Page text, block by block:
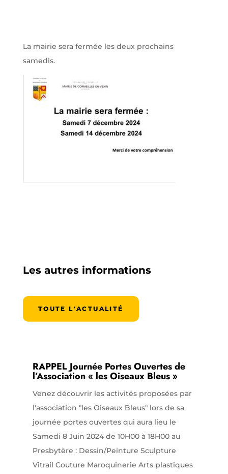
La mairie sera fermée les deux prochains
samedis.
Les autres informations
TOUTE L'ACTUALITÉ
RAPPEL Journée Portes Ouvertes de
l’Association « les Oiseaux Bleus »
Venez découvrir les activités proposées par
l'association "les Oiseaux Bleus" lors de sa
journée portes ouvertes qui aura lieu le
Samedi 8 Juin 2024 de 10H00 à 18H00 au
Presbytère : Dessin/Peinture Sculpture
Vitrail Couture Maroquinerie Arts plastiques